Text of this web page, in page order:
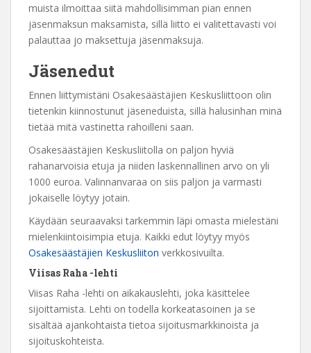
muista ilmoittaa siitä mahdollisimman pian ennen
jäsenmaksun maksamista, sillä liitto ei valitettavasti voi
palauttaa jo maksettuja jäsenmaksuja.
Jäsenedut
Ennen liittymistäni Osakesäästäjien Keskusliittoon olin
tietenkin kiinnostunut jäseneduista, sillä halusinhan minä
tietää mitä vastinetta rahoilleni saan.
Osakesäästäjien Keskusliitolla on paljon hyviä
rahanarvoisia etuja ja niiden laskennallinen arvo on yli
1000 euroa. Valinnanvaraa on siis paljon ja varmasti
jokaiselle löytyy jotain.
Käydään seuraavaksi tarkemmin läpi omasta mielestäni
mielenkiintoisimpia etuja. Kaikki edut löytyy myös
Osakesäästäjien Keskusliiton verkkosivuilta.
Viisas Raha -lehti
Viisas Raha -lehti on aikakauslehti, joka käsittelee
sijoittamista. Lehti on todella korkeatasoinen ja se
sisältää ajankohtaista tietoa sijoitusmarkkinoista ja
sijoituskohteista.